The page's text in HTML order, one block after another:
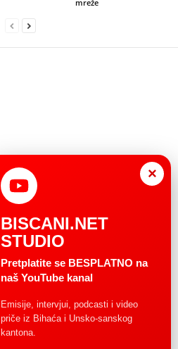
mreže
×
BISCANI.NET
STUDIO
Pretplatite se BESPLATNO na
naš YouTube kanal
Emisije, intervjui, podcasti i video
priče iz Bihaća i Unsko-sanskog
kantona.